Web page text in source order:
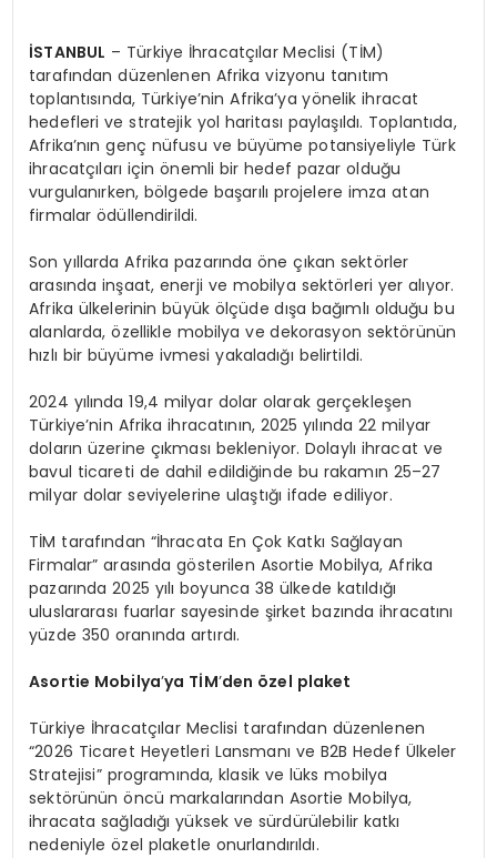
İSTANBUL – Türkiye İhracatçılar Meclisi (TİM)
tarafından düzenlenen Afrika vizyonu tanıtım
toplantısında, Türkiye’nin Afrika’ya yönelik ihracat
hedefleri ve stratejik yol haritası paylaşıldı. Toplantıda,
Afrika’nın genç nüfusu ve büyüme potansiyeliyle Türk
ihracatçıları için önemli bir hedef pazar olduğu
vurgulanırken, bölgede başarılı projelere imza atan
firmalar ödüllendirildi.
Son yıllarda Afrika pazarında öne çıkan sektörler
arasında inşaat, enerji ve mobilya sektörleri yer alıyor.
Afrika ülkelerinin büyük ölçüde dışa bağımlı olduğu bu
alanlarda, özellikle mobilya ve dekorasyon sektörünün
hızlı bir büyüme ivmesi yakaladığı belirtildi.
2024 yılında 19,4 milyar dolar olarak gerçekleşen
Türkiye’nin Afrika ihracatının, 2025 yılında 22 milyar
doların üzerine çıkması bekleniyor. Dolaylı ihracat ve
bavul ticareti de dahil edildiğinde bu rakamın 25–27
milyar dolar seviyelerine ulaştığı ifade ediliyor.
TİM tarafından “İhracata En Çok Katkı Sağlayan
Firmalar” arasında gösterilen Asortie Mobilya, Afrika
pazarında 2025 yılı boyunca 38 ülkede katıldığı
uluslararası fuarlar sayesinde şirket bazında ihracatını
yüzde 350 oranında artırdı.
Asortie Mobilya’ya TİM’den özel plaket
Türkiye İhracatçılar Meclisi tarafından düzenlenen
“2026 Ticaret Heyetleri Lansmanı ve B2B Hedef Ülkeler
Stratejisi” programında, klasik ve lüks mobilya
sektörünün öncü markalarından Asortie Mobilya,
ihracata sağladığı yüksek ve sürdürülebilir katkı
nedeniyle özel plaketle onurlandırıldı.